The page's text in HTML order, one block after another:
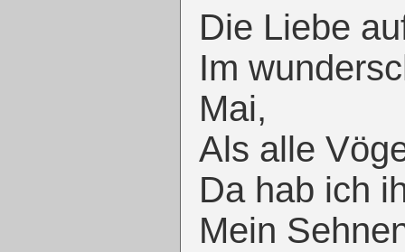
Die Liebe
Im
Mai,
Als alle
Da hab ich
Mein